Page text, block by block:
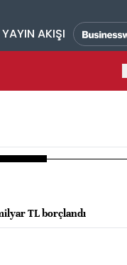
YAYIN AKIŞI
TL borçlandı